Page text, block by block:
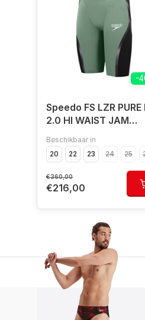
-
Speedo FS LZR PURE
2.0 HI WAIST JAM
Beschikbaar in
20
22 23 24 25
€360,00
€216,00